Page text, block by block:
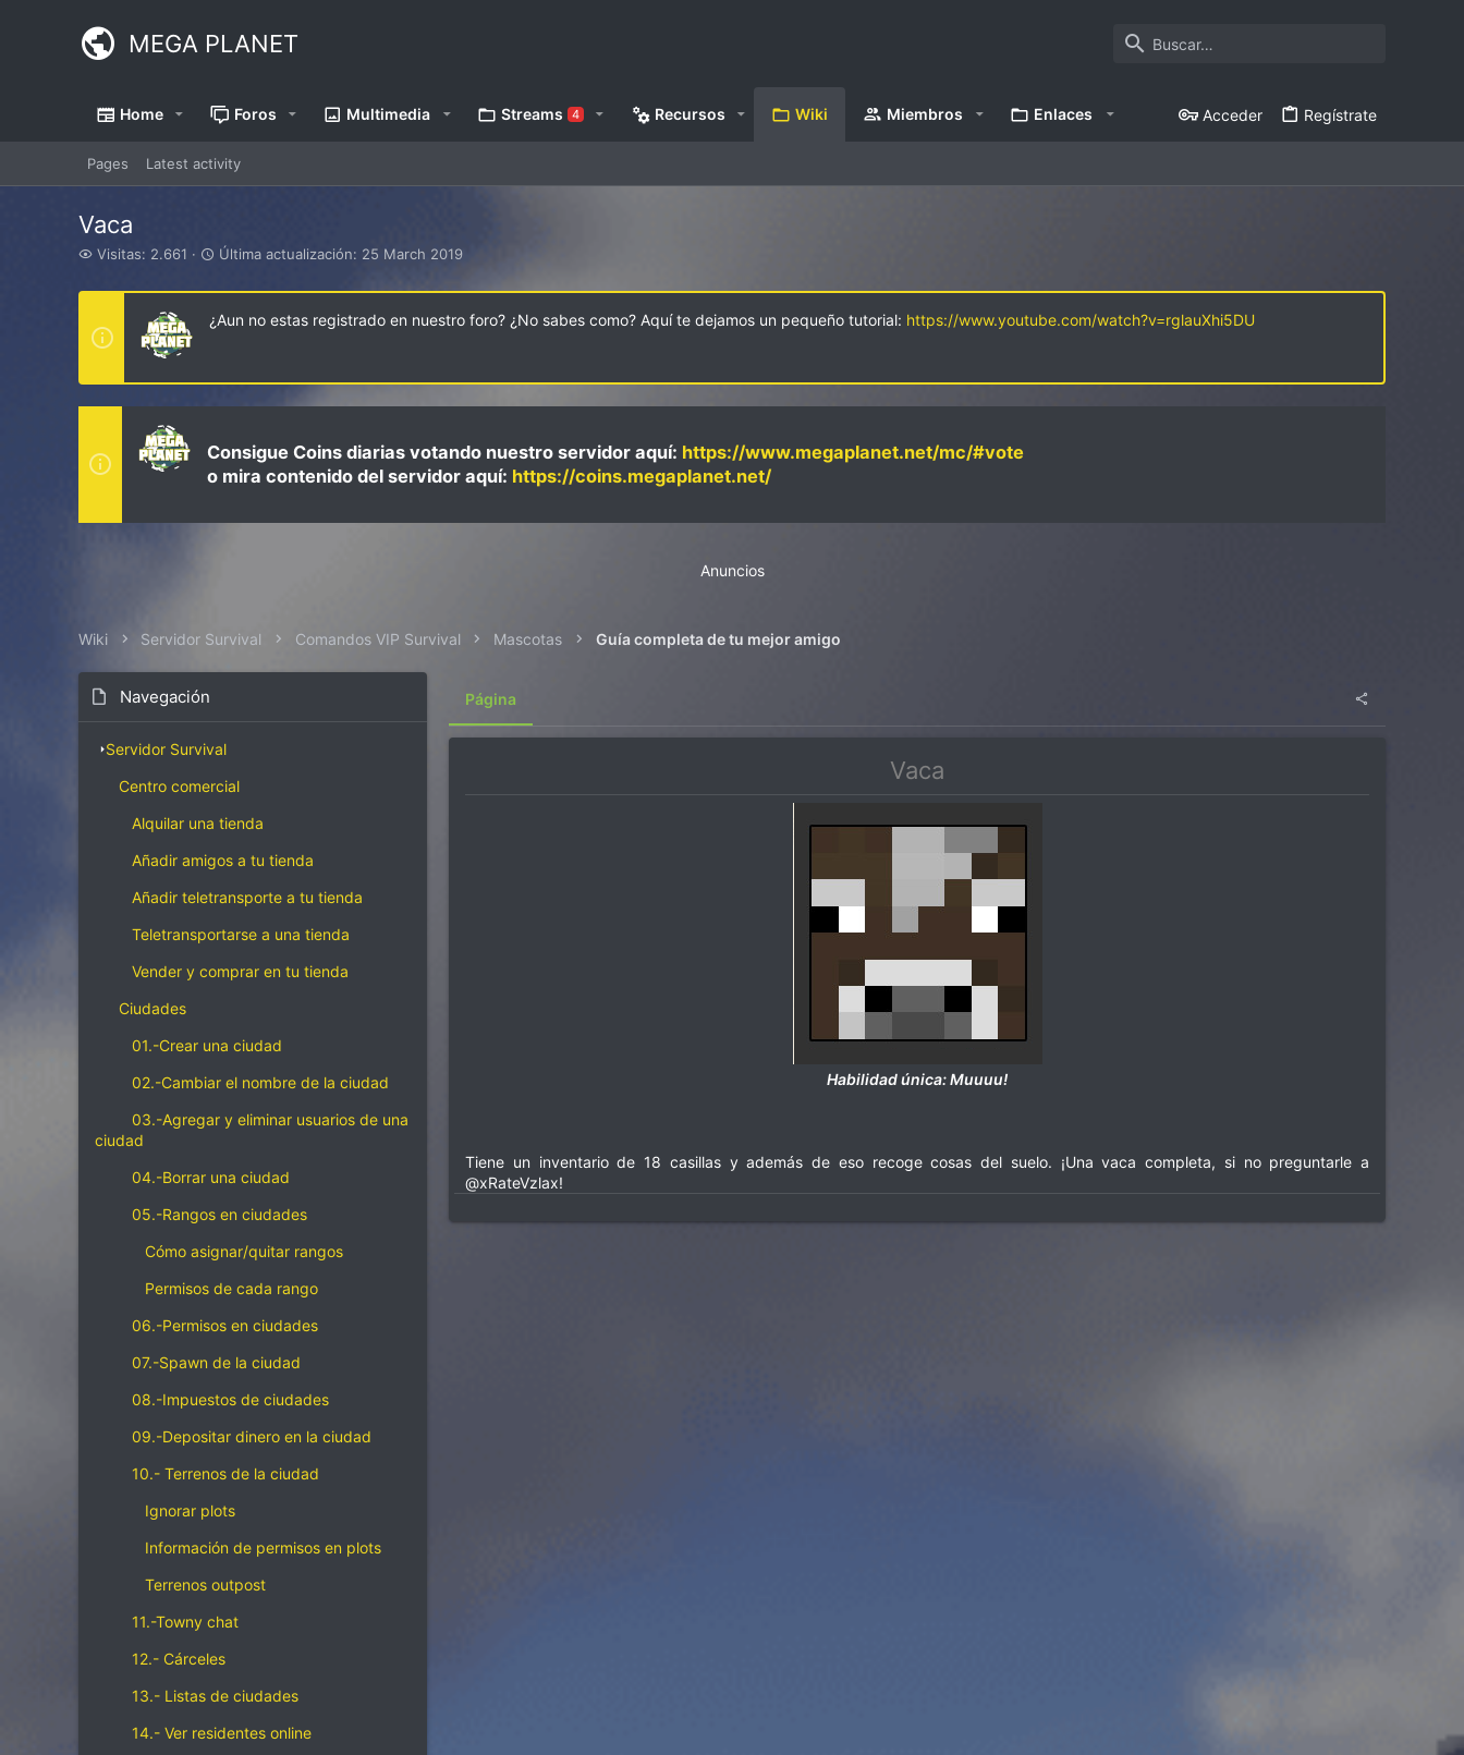
MEGA PLANET
Home Foros Multimedia Streams 4 Recursos Wiki Miembros Enlaces Acceder Regístrate
Pages Latest activity
Vaca
V
s
t
a
Visitas: 2.661
Ú
t
i
m
c
t
a
a
Última actualización: 25 March 2019
¿Aun no estas registrado en nuestro foro? ¿No sabes como? Aquí te dejamos un pequeño tutorial: https://www.youtube.com/watch?v=rglauXhi5DU
Consigue Coins diarias votando nuestro servidor aquí: https://www.megaplanet.net/mc/#vote
o mira contenido del servidor aquí: https://coins.megaplanet.net/
Anuncios
Wiki Servidor Survival Comandos VIP Survival Mascotas Guía completa de tu mejor amigo
Navegación
Servidor Survival
Centro comercial
Alquilar una tienda
Añadir amigos a tu tienda
Añadir teletransporte a tu tienda
Teletransportarse a una tienda
Vender y comprar en tu tienda
Ciudades
01.-Crear una ciudad
02.-Cambiar el nombre de la ciudad
03.-Agregar y eliminar usuarios de una
ciudad
04.-Borrar una ciudad
05.-Rangos en ciudades
Cómo asignar/quitar rangos
Permisos de cada rango
06.-Permisos en ciudades
07.-Spawn de la ciudad
08.-Impuestos de ciudades
09.-Depositar dinero en la ciudad
10.- Terrenos de la ciudad
Ignorar plots
Información de permisos en plots
Terrenos outpost
11.-Towny chat
12.- Cárceles
13.- Listas de ciudades
14.- Ver residentes online
Página
Vaca
Habilidad única: Muuuu!
Tiene un inventario de 18 casillas y además de eso recoge cosas del suelo. ¡Una vaca completa, si no preguntarle a
@xRateVzlax!​